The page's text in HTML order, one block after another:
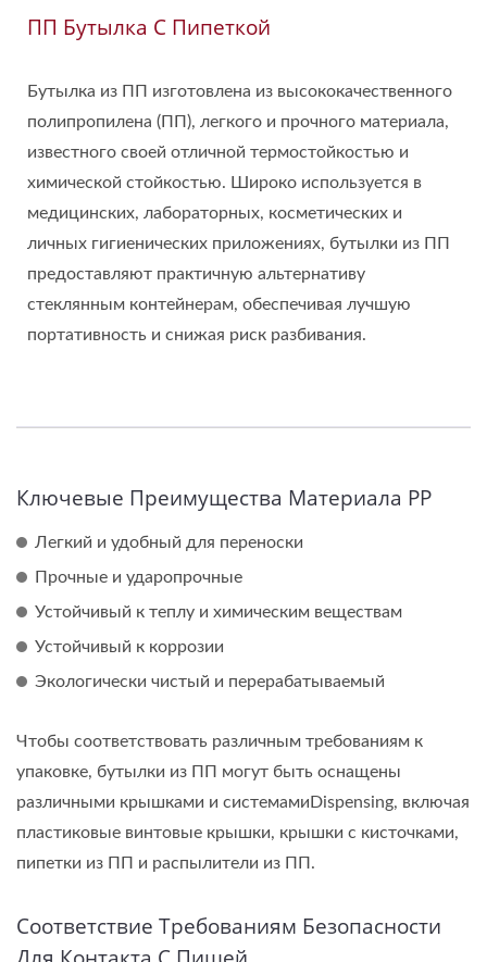
ПП Бутылка С Пипеткой
Бутылка из ПП изготовлена из высококачественного
полипропилена (ПП), легкого и прочного материала,
известного своей отличной термостойкостью и
химической стойкостью. Широко используется в
медицинских, лабораторных, косметических и
личных гигиенических приложениях, бутылки из ПП
предоставляют практичную альтернативу
стеклянным контейнерам, обеспечивая лучшую
портативность и снижая риск разбивания.
Ключевые Преимущества Материала PP
Легкий и удобный для переноски
Прочные и ударопрочные
Устойчивый к теплу и химическим веществам
Устойчивый к коррозии
Экологически чистый и перерабатываемый
Чтобы соответствовать различным требованиям к
упаковке, бутылки из ПП могут быть оснащены
различными крышками и системамиDispensing, включая
пластиковые винтовые крышки, крышки с кисточками,
пипетки из ПП и распылители из ПП.
Соответствие Требованиям Безопасности